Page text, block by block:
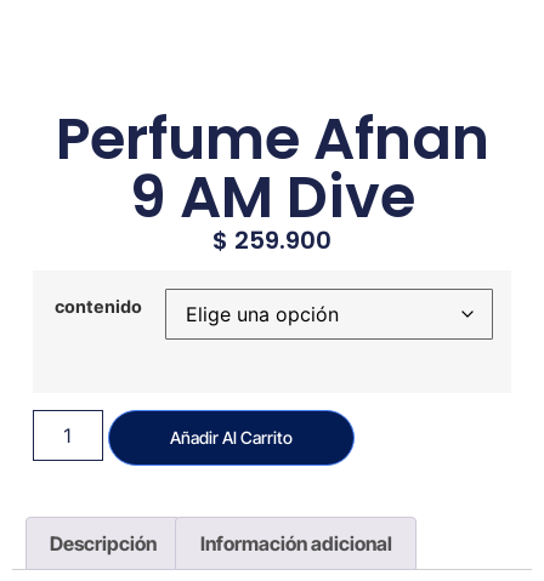
Perfume Afnan
9 AM Dive
$ 259.900
contenido
Añadir Al Carrito
Descripción Información adicional